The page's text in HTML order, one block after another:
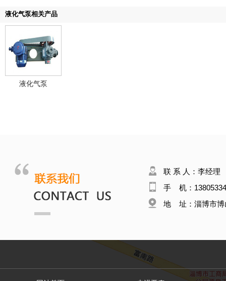
液化气泵相关产品
液化气泵
联 系 人：李经理
手 机：
地 址：淄博市博